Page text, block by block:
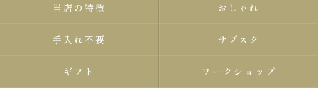
当店の特徴 おしゃれ
手入れ不要 サブスク
ギフト ワークショップ